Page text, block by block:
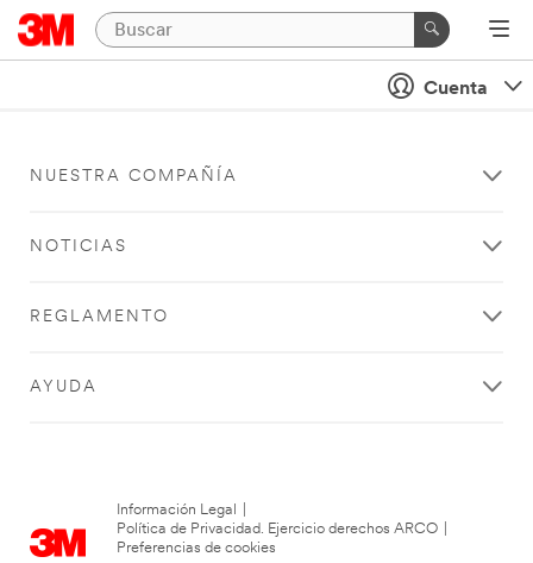
Cuenta
NUESTRA COMPAÑÍA
NOTICIAS
REGLAMENTO
AYUDA
Información Legal
Política de Privacidad. Ejercicio derechos ARCO
Preferencias de cookies